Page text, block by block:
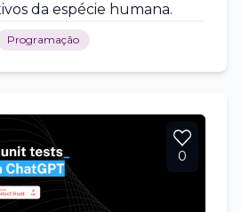
da espécie humana.
Programação
0